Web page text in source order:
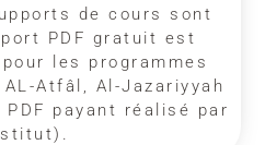
de cours sont
PDF gratuit est
les programmes
Atfâl, Al-Jazariyyah
payant réalisé par